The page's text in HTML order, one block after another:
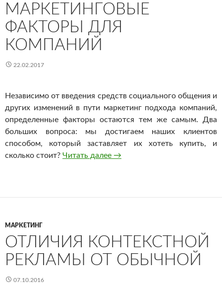
МАРКЕТИНГОВЫЕ
ФАКТОРЫ ДЛЯ
КОМПАНИЙ
22.02.2017
Независимо от введения средств социального общения и
других изменений в пути маркетинг подхода компаний,
определенные факторы остаются тем же самым. Два
больших вопроса: мы достигаем наших клиентов
способом, который заставляет их хотеть купить, и
сколько стоит? Читать далее Ключевые маркетинговые
→
МАРКЕТИНГ
ОТЛИЧИЯ КОНТЕКСТНОЙ
РЕКЛАМЫ ОТ ОБЫЧНОЙ
07.10.2016